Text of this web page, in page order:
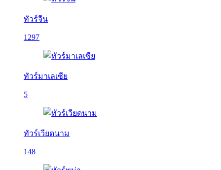
ทัวร์จีน
1297
ทัวร์มาเลเซีย
5
ทัวร์เวียดนาม
148